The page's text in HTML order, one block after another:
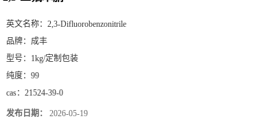
英文名称： 2,3-Difluorobenzonitrile
品牌： 成丰
型号： 1kg/定制包装
纯度： 99
cas： 21524-39-0
发布日期： 2026-05-19